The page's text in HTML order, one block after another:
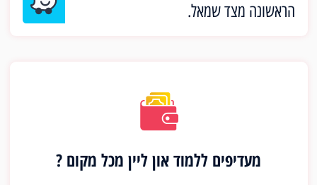
הראשונה מצד שמאל.
מעדיפים ללמוד און ליין מכל מקום ?